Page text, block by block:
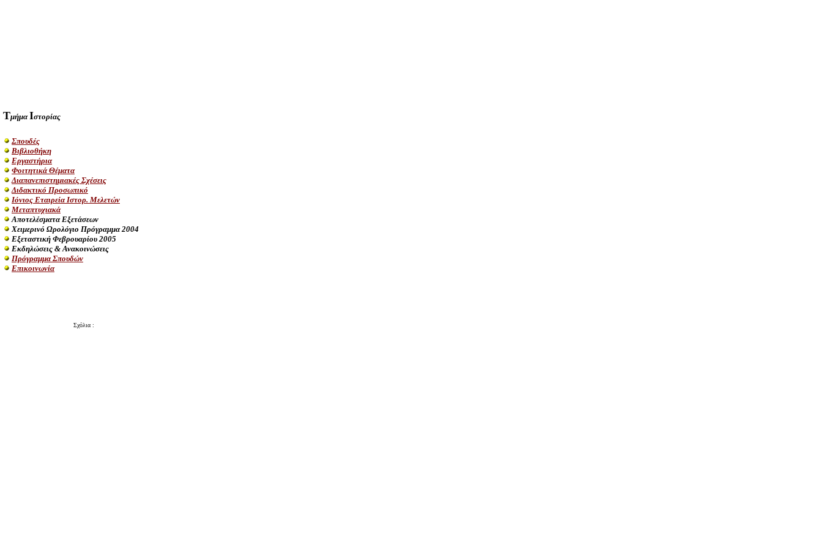
Τμήμα Ιστορίας
Σπουδές
Βιβλιοθήκη
Εργαστήρια
Φοιτητικά Θέματα
Διαπανεπιστημιακές Σχέσεις
Διδακτικό Προσωπικό
Ιόνιος Εταιρεία Ιστορ. Μελετών
Μεταπτυχιακά
Αποτελέσματα Εξετάσεων
Χειμερινό Ωρολόγιο Πρόγραμμα 2004
Εξεταστική Φεβρουαρίου 2005
Εκδηλώσεις & Ανακοινώσεις
Πρόγραμμα Σπουδών
Επικοινωνία
Σχόλια :